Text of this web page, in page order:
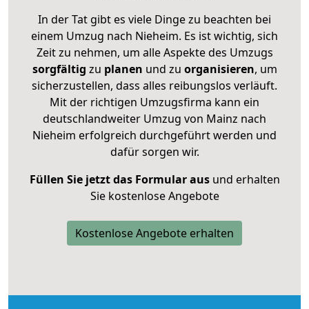
In der Tat gibt es viele Dinge zu beachten bei
einem Umzug nach Nieheim. Es ist wichtig, sich
Zeit zu nehmen, um alle Aspekte des Umzugs
sorgfältig zu planen und zu organisieren, um
sicherzustellen, dass alles reibungslos verläuft.
Mit der richtigen Umzugsfirma kann ein
deutschlandweiter Umzug von Mainz nach
Nieheim erfolgreich durchgeführt werden und
dafür sorgen wir.
Füllen Sie jetzt das Formular ausund erhalten
Sie kostenlose Angebote
Kostenlose Angebote erhalten